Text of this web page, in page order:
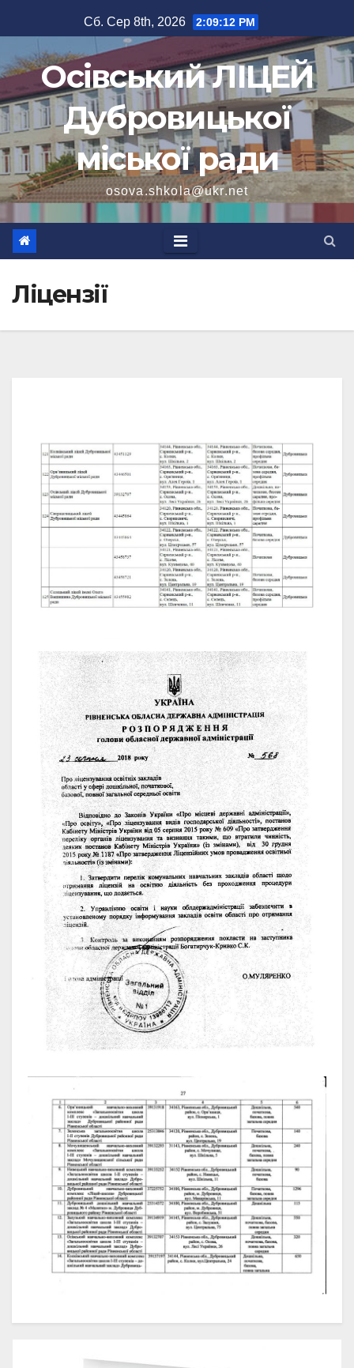
до
вмісту
Сб. Сер 8th, 2026 2:09:12 PM
Осівський ЛІЦЕЙ
Дубровицької
міської ради
osova.shkola@ukr.net
Ліцензії